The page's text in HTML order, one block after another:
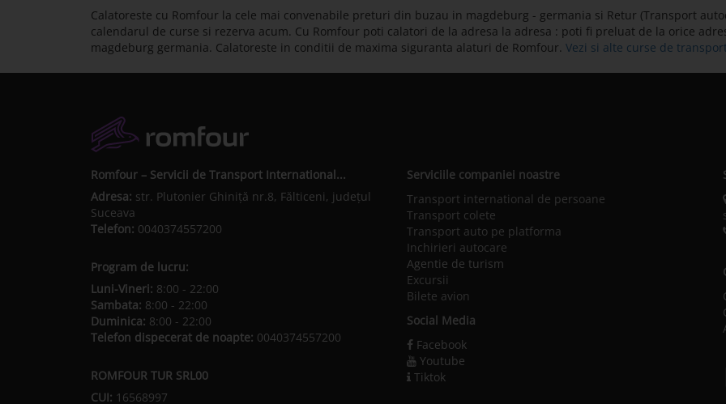
Calatoreste cu Romfour la cele mai convenabile preturi din buzau in magdeburg - germania si Retur (Transport
calendarul de curse si rezerva acum. Cu Romfour poti calatori de la adresa la adresa : poti fi preluat de la orice
magdeburg germania. Calatoreste in conditii de maxima siguranta alaturi de Romfour. Vezi si alte curse de
Romfour – Servicii de Transport International...
Adresa: str. Plutonier Ghiniţă nr.8, Fălticeni, judeţul
Suceava
Telefon: 0040374557200
Program de lucru:
Luni-Vineri: 8:00 - 22:00
Sambata: 8:00 - 22:00
Duminica: 8:00 - 22:00
Telefon dispecerat de noapte: 0040374557200
ROMFOUR TUR SRL00
CUI: 16568997
Serviciile companiei noastre
Transport international de persoane
Transport colete
Transport auto pe platforma
Inchirieri autocare
Agentie de turism
Excursii
Bilete avion
Social Media
Facebook
Youtube
Tiktok